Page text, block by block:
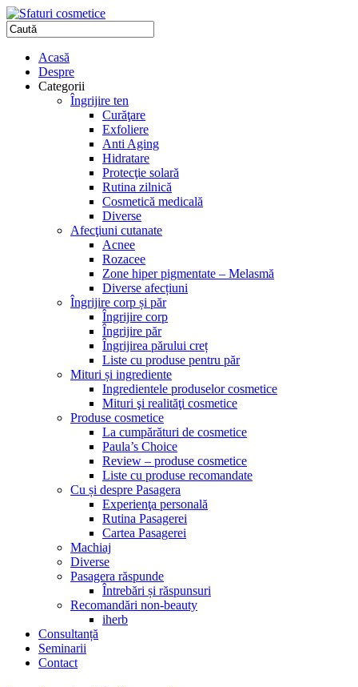
Acasă
Despre
Categorii
Îngrijire ten
Curăţare
Exfoliere
Anti Aging
Hidratare
Protecţie solară
Rutina zilnică
Cosmetică medicală
Diverse
Afecţiuni cutanate
Acnee
Rozacee
Zone hiper pigmentate – Melasmă
Diverse afecțiuni
Îngrijire corp și păr
Îngrijire corp
Îngrijire păr
Îngrijirea părului creț
Liste cu produse pentru păr
Mituri și ingrediente
Ingredientele produselor cosmetice
Mituri şi realităţi cosmetice
Produse cosmetice
La cumpărături de cosmetice
Paula’s Choice
Review – produse cosmetice
Liste cu produse recomandate
Cu și despre Pasagera
Experienţa personală
Rutina Pasagerei
Cartea Pasagerei
Machiaj
Diverse
Pasagera răspunde
Întrebări și răspunsuri
Recomandări non-beauty
iherb
Consultanță
Seminarii
Contact